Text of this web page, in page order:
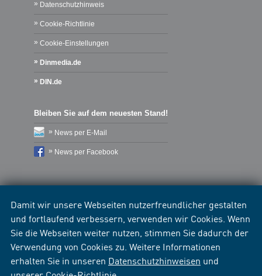
Damit wir unsere Webseiten nutzerfreundlicher gestalten
und fortlaufend verbessern, verwenden wir Cookies. Wenn
Sie die Webseiten weiter nutzen, stimmen Sie dadurch der
Verwendung von Cookies zu. Weitere Informationen
erhalten Sie in unseren Datenschutzhinweisen und
Datenschutzhinweis
Cookie-Richtlinie
Cookie-Einstellungen
Dinmedia.de
DIN.de
Bleiben Sie auf dem neuesten Stand!
News per E-Mail
News per Facebook